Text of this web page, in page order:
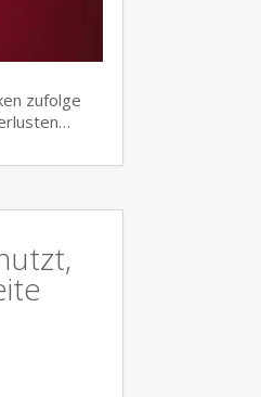
zufolge